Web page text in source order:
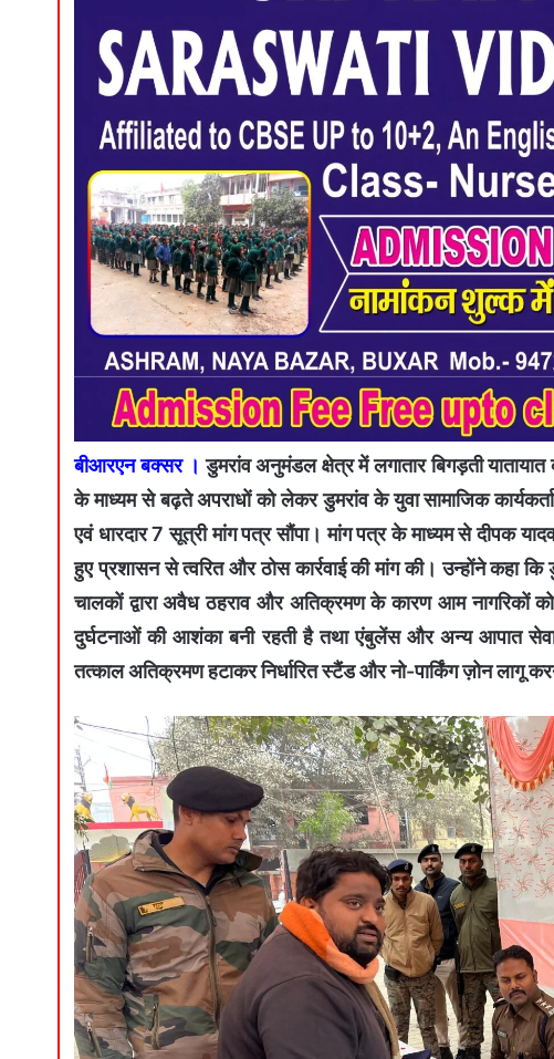
बीआरएन बक्सर ।डुमरांव अनुमंडल क्षेत्र में लगातार बिगड़ती
के माध्यम से बढ़ते अपराधों को लेकर डुमरांव के युवा सामाजिक
एवं धारदार 7 सूत्री मांग पत्र सौंपा। मांग पत्र के माध्यम से दीपक
हुए प्रशासन से त्वरित और ठोस कार्रवाई की मांग की। उन्होंने कहा
चालकों द्वारा अवैध ठहराव और अतिक्रमण के कारण आम नागरिकों
दुर्घटनाओं की आशंका बनी रहती है तथा एंबुलेंस और अन्य आपात
तत्काल अतिक्रमण हटाकर निर्धारित स्टैंड और नो-पार्किंग ज़ोन लागू